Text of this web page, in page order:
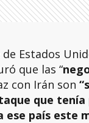
Estados
que las “
con Irán son
que tenía
ese país este